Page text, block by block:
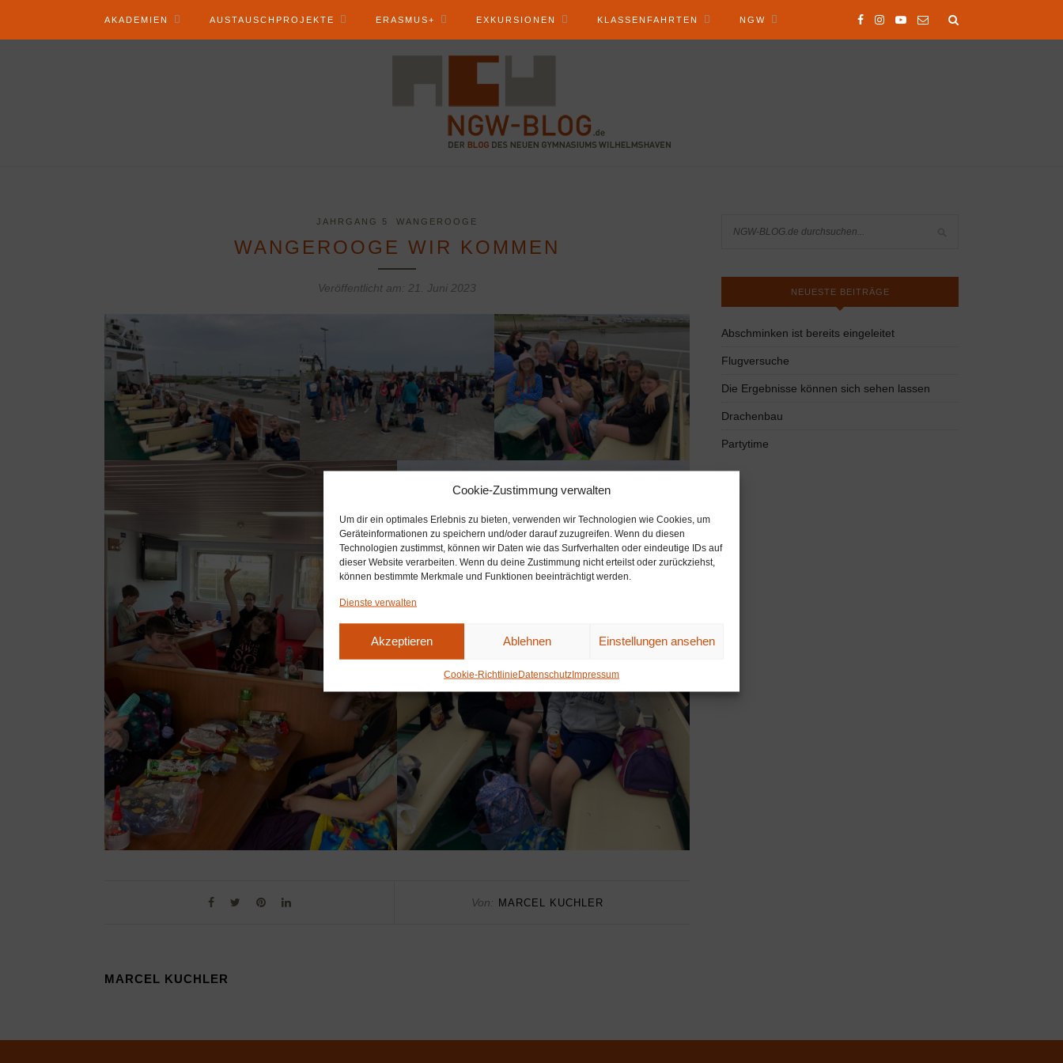
Cookie-Zustimmung verwalten
Um dir ein optimales Erlebnis zu bieten, verwenden wir Technologien wie Cookies, um
Geräteinformationen zu speichern und/oder darauf zuzugreifen. Wenn du diesen
Technologien zustimmst, können wir Daten wie das Surfverhalten oder eindeutige IDs auf
dieser Website verarbeiten. Wenn du deine Zustimmung nicht erteilst oder zurückziehst,
können bestimmte Merkmale und Funktionen beeinträchtigt werden.
Dienste verwalten
Akzeptieren Ablehnen Einstellungen ansehen
Cookie-RichtlinieDatenschutzImpressum
AKADEMIEN AUSTAUSCHPROJEKTE ERASMUS+ EXKURSIONEN KLASSENFAHRTEN NGW
JAHRGANG 5 WANGEROOGE
WANGEROOGE WIR KOMMEN
Veröffentlicht am: 21. Juni 2023
Von: MARCEL KUCHLER
MARCEL KUCHLER
NEUESTE BEITRÄGE
Abschminken ist bereits eingeleitet
Flugversuche
Die Ergebnisse können sich sehen lassen
Drachenbau
Partytime